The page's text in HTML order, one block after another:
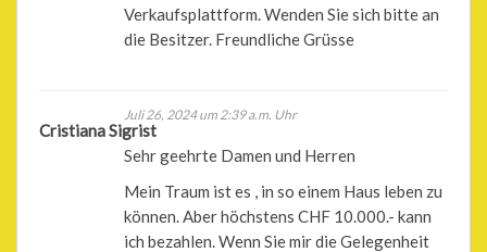
Verkaufsplattform. Wenden Sie sich bitte an
die Besitzer. Freundliche Grüsse
Cristiana Sigrist
Juli 26, 2024 um 2:39 a.m. Uhr
Sehr geehrte Damen und Herren
Mein Traum ist es , in so einem Haus leben zu
können. Aber höchstens CHF 10.000.- kann
ich bezahlen. Wenn Sie mir die Gelegenheit